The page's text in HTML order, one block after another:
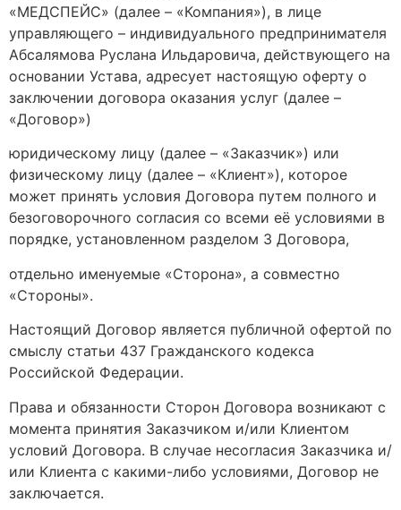
«МЕДСПЕЙС» (далее – «Компания»), в лице
управляющего – индивидуального предпринимателя
Абсалямова Руслана Ильдаровича, действующего на
основании Устава, адресует настоящую оферту о
заключении договора оказания услуг (далее –
«Договор»)
юридическому лицу (далее – «Заказчик») или
физическому лицу (далее – «Клиент»), которое
может принять условия Договора путем полного и
безоговорочного согласия со всеми её условиями в
порядке, установленном разделом 3 Договора,
отдельно именуемые «Сторона», а совместно
«Стороны».
Настоящий Договор является публичной офертой по
смыслу статьи 437 Гражданского кодекса
Российской Федерации.
Права и обязанности Сторон Договора возникают с
момента принятия Заказчиком и/или Клиентом
условий Договора. В случае несогласия Заказчика и/
или Клиента с какими-либо условиями, Договор не
заключается.